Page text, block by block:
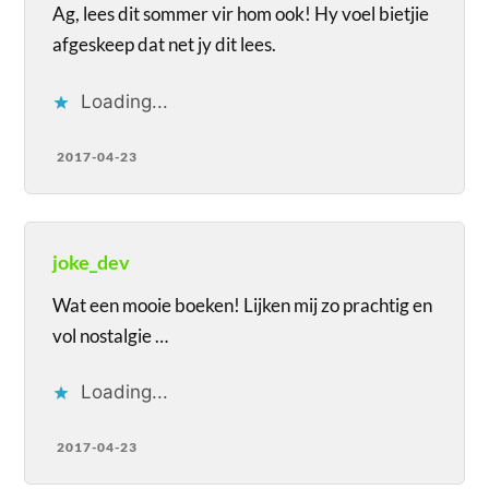
Ag, lees dit sommer vir hom ook! Hy voel bietjie
afgeskeep dat net jy dit lees.
Loading...
2017-04-23
joke_dev
Wat een mooie boeken! Lijken mij zo prachtig en
vol nostalgie …
Loading...
2017-04-23